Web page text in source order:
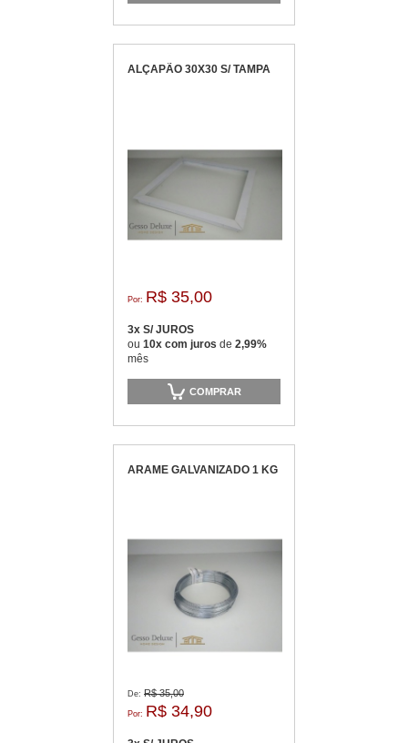
ALÇAPÃO 30X30 S/ TAMPA
Por: R$ 35,00
3x S/ JUROS
ou 10x com juros de 2,99%
mês
COMPRAR
ARAME GALVANIZADO 1 KG
De: R$ 35,00
Por: R$ 34,90